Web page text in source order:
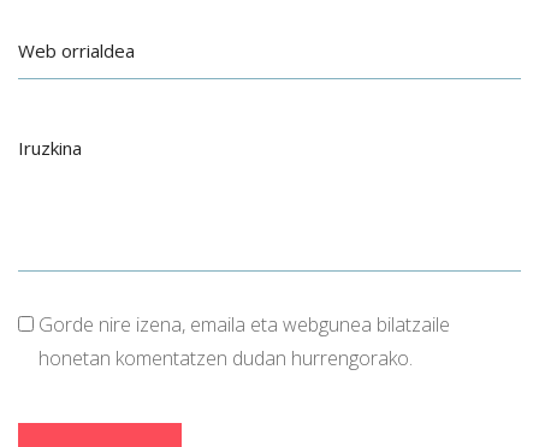
Gorde nire izena, emaila eta webgunea bilatzaile
honetan komentatzen dudan hurrengorako.